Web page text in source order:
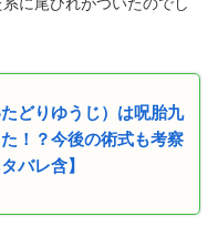
に尾ひれがついたのでし
どりゆうじ）は呪胎九
！？今後の術式も考察
バレ含】